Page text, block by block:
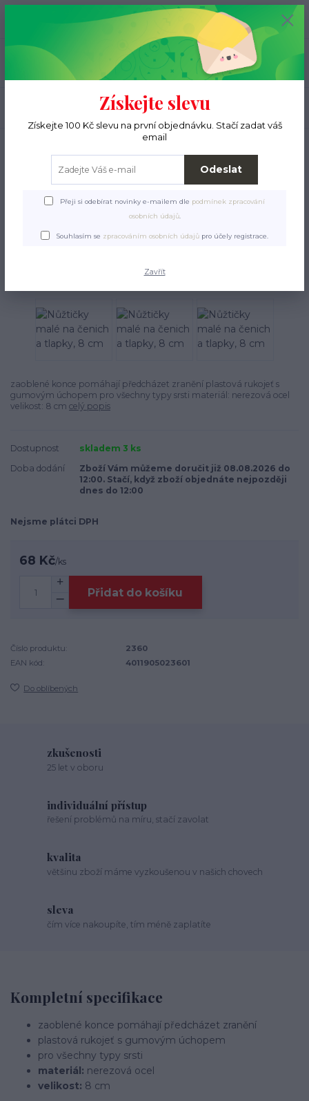
Menu
(Po-Pá, 9-15 hod.)
0 ks
0 Kč
Úprava srsti a drápků
Nůžtičky malé na čenich a tlapky, 8 cm
Nůžtičky malé na čenich a
tlapky, 8 cm
zaoblené konce pomáhají předcházet zranění plastová rukojeť s
gumovým úchopem pro všechny typy srsti materiál: nerezová ocel
velikost: 8 cm celý popis
Dostupnost
skladem 3 ks
Doba dodání
Zboží Vám můžeme doručit již 08.08.2026 do
12:00. Stačí, když zboží objednáte nejpozději
dnes do 12:00
Nejsme plátci DPH
68 Kč/ks
Přidat do košíku
Číslo produktu:
2360
EAN kód:
4011905023601
Do oblíbených
zkušenosti
25 let v oboru
individuální přístup
řešení problémů na míru, stačí zavolat
kvalita
většinu zboží máme vyzkoušenou v našich chovech
sleva
čím více nakoupíte, tím méně zaplatíte
Kompletní specifikace
zaoblené konce pomáhají předcházet zranění
plastová rukojeť s gumovým úchopem
pro všechny typy srsti
materiál: nerezová ocel
velikost: 8 cm
Získejte slevu
Získejte 100 Kč slevu na první objednávku. Stačí zadat váš
email
Odeslat
Přeji si odebírat novinky e-mailem dle podmínek zpracování
osobních údajů.
Souhlasím se zpracováním osobních údajů pro účely registrace.
Zavřít